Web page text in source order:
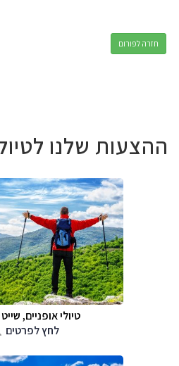
חזרה לפורום
ההצעות שלנו
טיולי אופניים,
לחץ לפרטים